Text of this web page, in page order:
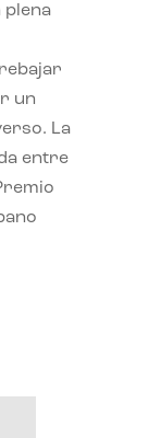
plena
un
La
entre